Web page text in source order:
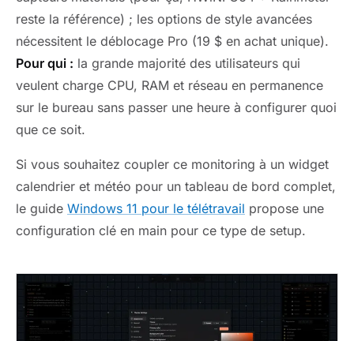
reste la référence) ; les options de style avancées
nécessitent le déblocage Pro (19 $ en achat unique).
Pour qui : la grande majorité des utilisateurs qui
veulent charge CPU, RAM et réseau en permanence
sur le bureau sans passer une heure à configurer quoi
que ce soit.
Si vous souhaitez coupler ce monitoring à un widget
calendrier et météo pour un tableau de bord complet,
le guide Windows 11 pour le télétravail propose une
configuration clé en main pour ce type de setup.